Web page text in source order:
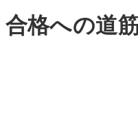
格への道